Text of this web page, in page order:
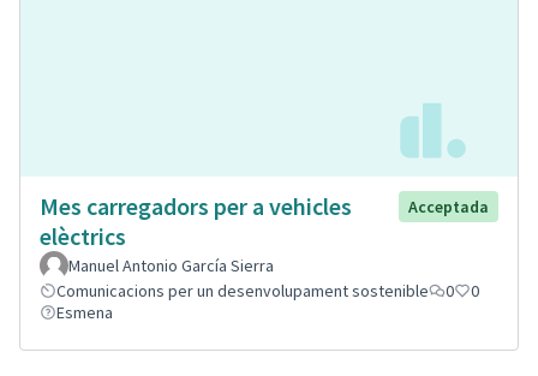
Mes carregadors per a vehicles
elèctrics
Acceptada
Manuel Antonio García Sierra
Comunicacions per un desenvolupament sostenible
0
0
Esmena